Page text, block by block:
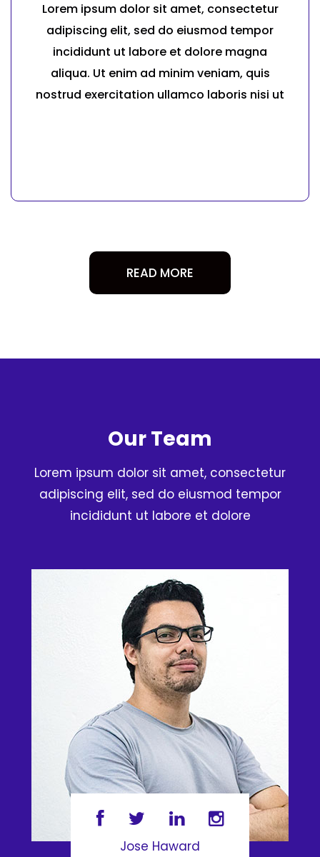
Lorem ipsum dolor sit amet, consectetur
adipiscing elit, sed do eiusmod tempor
incididunt ut labore et dolore magna
aliqua. Ut enim ad minim veniam, quis
nostrud exercitation ullamco laboris nisi ut
READ MORE
Our Team
Lorem ipsum dolor sit amet, consectetur
adipiscing elit, sed do eiusmod tempor
incididunt ut labore et dolore
Jose Haward